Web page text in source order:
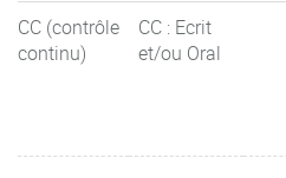
CC (contrôle
continu)
CC : Ecrit
et/ou Oral